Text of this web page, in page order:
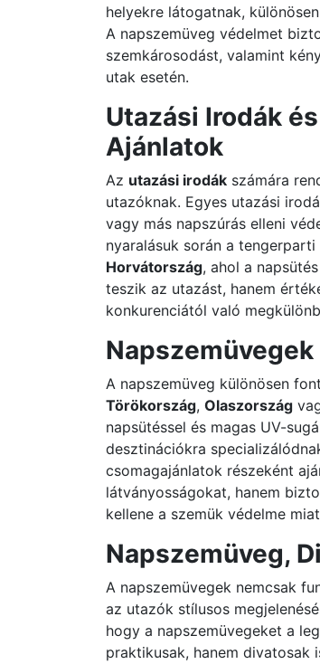
helyekre látogatnak,
A napszemüveg védelmet
szemkárosodást, valamint
utak esetén.
Utazási Irodák
Ajánlatok
Az utazási irodák számára
utazóknak. Egyes utazási
vagy más napszúrás elleni
nyaralásuk során a
Horvátország, ahol a
teszik az utazást, hanem
konkurenciától való
A napszemüveg különösen
Törökország, Olaszország
napsütéssel és magas UV-
desztinációkra
csomagajánlatok részeként
látványosságokat, hanem
kellene a szemük védelme
Napszemüveg,
A napszemüvegek nemcsak
az utazók stílusos
hogy a napszemüvegeket a
praktikusak, hanem divatosak